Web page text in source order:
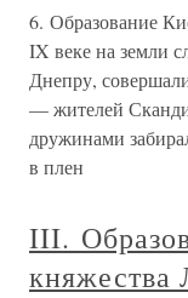
6. Образование
IX веке на земли
Днепру,
— жителей
дружинами
в плен
III.
княжества